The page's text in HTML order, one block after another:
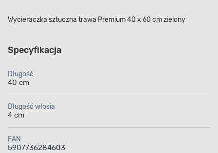
Wycieraczka sztuczna trawa Premium 40 x 60 cm zielony
Specyfikacja
Długość
40 cm
Długość włosia
4 cm
EAN
5907736284603